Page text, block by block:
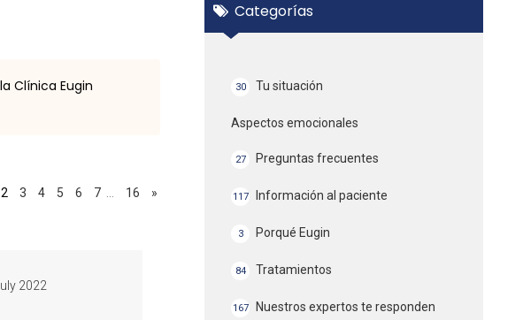
Clínica Eugin
2 3 4 5 6 7 16 »
2022
Categorías
30 Tu situación
Aspectos emocionales
27 Preguntas frecuentes
117 Información al paciente
3 Porqué Eugin
84 Tratamientos
167 Nuestros expertos te responden